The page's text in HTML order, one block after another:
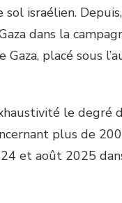
israélien.
dans la
placé sous
le degré
plus de
et août 2025